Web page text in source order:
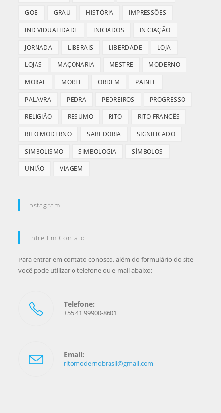
GOB GRAU HISTÓRIA IMPRESSÕES
INDIVIDUALIDADE INICIADOS INICIAÇÃO
JORNADA LIBERAIS LIBERDADE LOJA
LOJAS MAÇONARIA MESTRE MODERNO
MORAL MORTE ORDEM PAINEL
PALAVRA PEDRA PEDREIROS PROGRESSO
RELIGIÃO RESUMO RITO RITO FRANCÊS
RITO MODERNO SABEDORIA SIGNIFICADO
SIMBOLISMO SIMBOLOGIA SÍMBOLOS
UNIÃO VIAGEM
Instagram
Entre Em Contato
Para entrar em contato conosco, além do formulário do site
você pode utilizar o telefone ou e-mail abaixo:
Telefone:
+55 41 99900-8601
Email:
ritomodernobrasil@gmail.com